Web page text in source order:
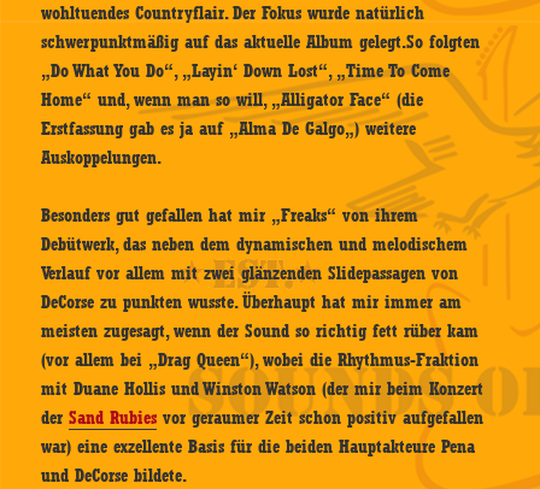
wohltuendes Countryflair. Der Fokus wurde natürlich
schwerpunktmäßig auf das aktuelle Album gelegt.So folgten
„Do What You Do“, „Layin‘ Down Lost“, „Time To Come
Home“ und, wenn man so will, „Alligator Face“ (die
Erstfassung gab es ja auf „Alma De Galgo„) weitere
Auskoppelungen.
Besonders gut gefallen hat mir „Freaks“ von ihrem
Debütwerk, das neben dem dynamischen und melodischem
Verlauf vor allem mit zwei glänzenden Slidepassagen von
DeCorse zu punkten wusste. Überhaupt hat mir immer am
meisten zugesagt, wenn der Sound so richtig fett rüber kam
(vor allem bei „Drag Queen“), wobei die Rhythmus-Fraktion
mit Duane Hollis und Winston Watson (der mir beim Konzert
derSand Rubies vor geraumer Zeit schon positiv aufgefallen
war) eine exzellente Basis für die beiden Hauptakteure Pena
und DeCorse bildete.